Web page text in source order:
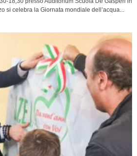
si celebra la Giornata mondiale dell’acqua...